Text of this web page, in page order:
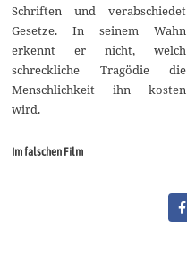
Schriften und verabschiedet
Gesetze. In seinem Wahn
erkennt er nicht, welch
schreckliche Tragödie die
Menschlichkeit ihn kosten
wird.
Im falschen Film